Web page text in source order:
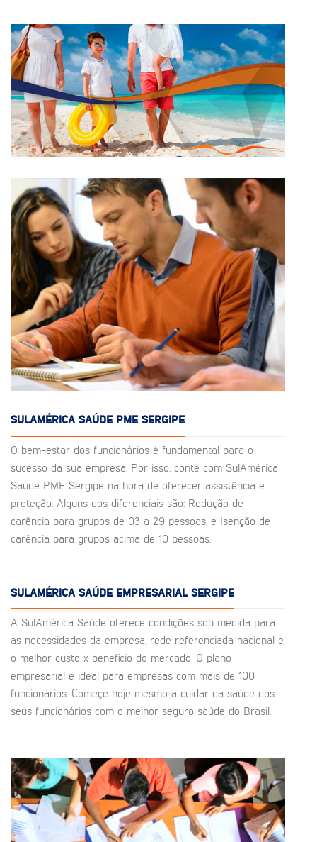
SULAMÉRICA SAÚDE PME SERGIPE
O bem-estar dos funcionários é fundamental para o
sucesso da sua empresa. Por isso, conte com SulAmérica
Saúde PME Sergipe na hora de oferecer assistência e
proteção. Alguns dos diferenciais são: Redução de
carência para grupos de 03 a 29 pessoas, e Isenção de
carência para grupos acima de 10 pessoas.
SULAMÉRICA SAÚDE EMPRESARIAL SERGIPE
A SulAmérica Saúde oferece condições sob medida para
as necessidades da empresa, rede referenciada nacional e
o melhor custo x benefício do mercado. O plano
empresarial é ideal para empresas com mais de 100
funcionários. Começe hoje mesmo a cuidar da saúde dos
seus funcionários com o melhor seguro saúde do Brasil.